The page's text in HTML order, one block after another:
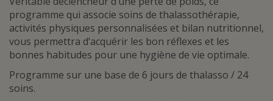
programme qui associe soins de thalassothérapie,
activités physiques personnalisées et bilan nutritionnel,
vous permettra d’acquérir les bon réflexes et les
bonnes habitudes pour une hygiène de vie optimale.
Programme sur une base de 6 jours de thalasso / 24
soins.